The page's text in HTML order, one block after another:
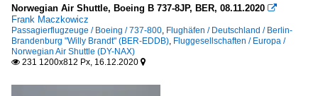
Norwegian Air Shuttle, Boeing B 737-8JP, BER, 08.11.2020 
Frank Maczkowicz
Passagierflugzeuge / Boeing / 737-800 Flughäfen / Deutschland / Berlin-
Brandenburg "Willy Brandt" (BER-EDDB) Fluggesellschaften / Europa /
Norwegian Air Shuttle (DY-NAX)
 231 1200x812 Px, 16.12.2020 